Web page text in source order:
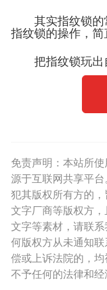
其实指纹锁
指纹锁的操作，简
把指纹锁玩出
免责声明：本站所
源于互联网共享平
犯其版权所有方的
文字厂商等版权方
文字等素材，请联
何版权方从未通知
偿或上诉法院的，
不予任何的法律和